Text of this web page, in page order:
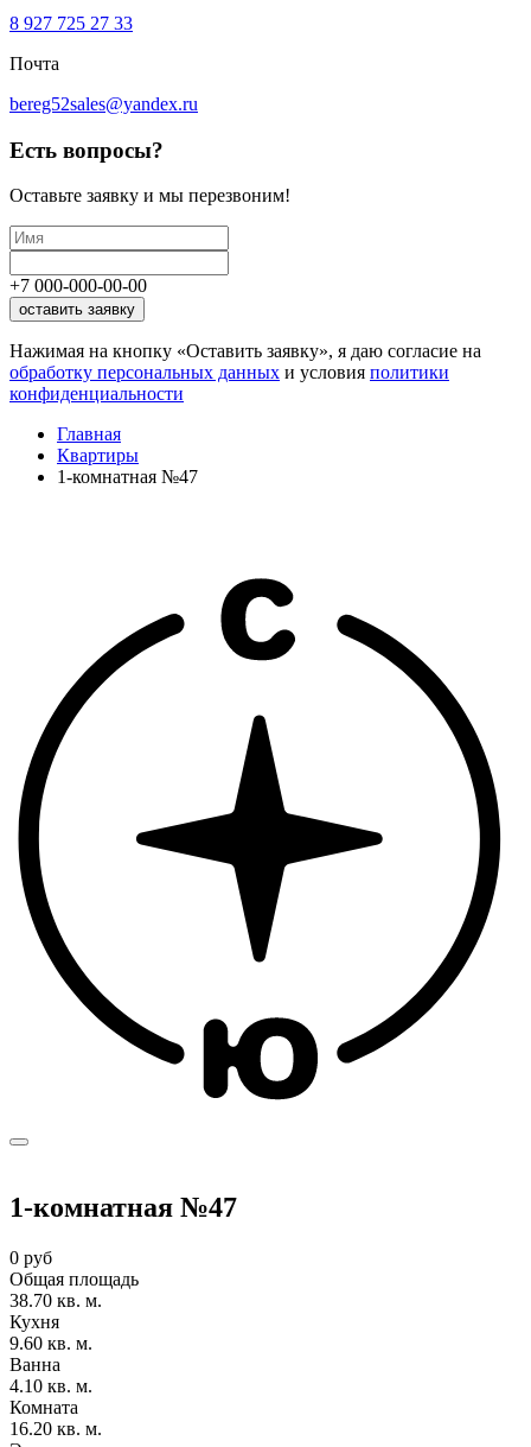
8 927 725 27 33
Почта
bereg52sales@yandex.ru
Есть вопросы?
Оставьте заявку и мы перезвоним!
+7 000-000-00-00
оставить заявку
Нажимая на кнопку «Оставить заявку», я даю согласие на
обработку персональных данных и условия политики
конфиденциальности
Главная
Квартиры
1-комнатная №47
1-комнатная №47
0 руб
Общая площадь
38.70 кв. м.
Кухня
9.60 кв. м.
Ванна
4.10 кв. м.
Комната
16.20 кв. м.